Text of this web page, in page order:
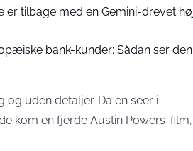
er tilbage med en Gemini-drevet
bank-kunder: Sådan ser
uden detaljer. Da en seer i
kom en fjerde Austin Powers-